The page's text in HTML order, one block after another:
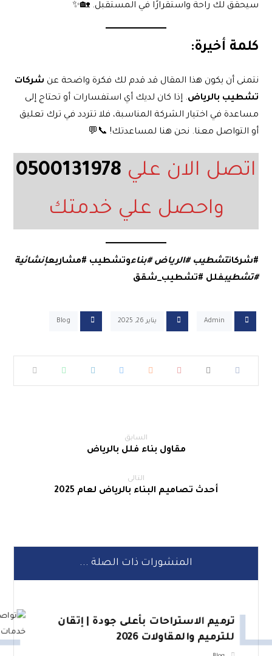
سيحقق لك راحة واستقرارًا في المستقبل. 🏡✨
كلمة أخيرة:
نتمنى أن يكون هذا المقال قد قدم لك فكرة واضحة عن شركات
تشطيب بالرياض. إذا كان لديك أي استفسارات أو تحتاج إلى
مساعدة في اختيار الشركة المناسبة، فلا تتردد في ترك تعليق
أو التواصل معنا. نحن هنا لمساعدتك! 📞💬
اتصل الان علي 0500131978
واحصل علي خدمتك
#شركاتتشطيب #الرياض #بناءوتشطيب #مشاريعإنشائية
#تشطيبفلل #تشطيب_شقق
Admin يناير 26, 2025 Blog
السابق
مقاول بناء فلل بالرياض
التالى
أحدث تصاميم البناء بالرياض لعام 2025
المنشورات ذات الصلة ...
ترميم الاستراحات بأعلى جودة | إتقان
للترميم والمقاولات 2026